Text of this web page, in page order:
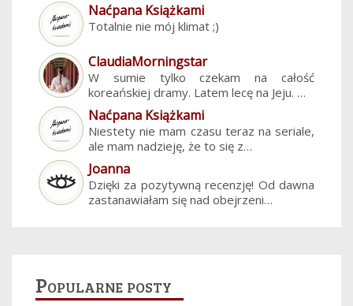
Naćpana Książkami
Totalnie nie mój klimat ;)
ClaudiaMorningstar
W sumie tylko czekam na całość
koreańskiej dramy. Latem lecę na Jeju. …
Naćpana Książkami
Niestety nie mam czasu teraz na seriale,
ale mam nadzieję, że to się z…
Joanna
Dzięki za pozytywną recenzję! Od dawna
zastanawiałam się nad obejrzeni…
Popularne posty